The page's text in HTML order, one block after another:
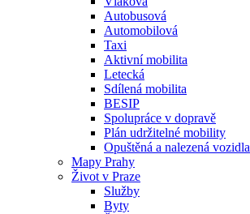
Autobusová
Automobilová
Taxi
Aktivní mobilita
Letecká
Sdílená mobilita
BESIP
Spolupráce v dopravě
Plán udržitelné mobility
Opuštěná a nalezená vozidla
Mapy Prahy
Život v Praze
Služby
Byty